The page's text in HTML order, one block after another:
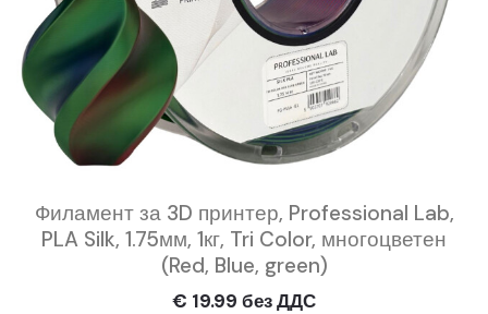
Филамент за 3D принтер, Professional Lab,
PLA Silk, 1.75мм, 1кг, Tri Color, многоцветен
(Red, Blue, green)
€ 19.99 без ДДС